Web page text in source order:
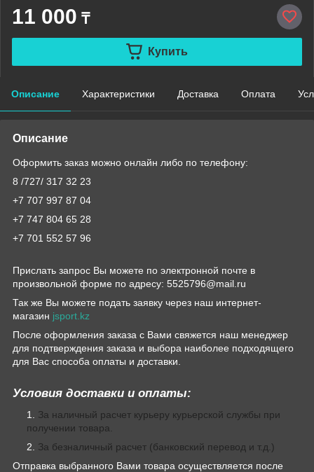
11 000 ₸
Купить
Описание Характеристики Доставка Оплата
Описание
Оформить заказ можно онлайн либо по телефону:
8 /727/ 317 32 23
+7 707 997 87 04
+7 747 804 65 28
+7 701 552 57 96
Прислать запрос Вы можете по электронной почте в
произвольной форме по адресу: 5525796@mail.ru
Так же Вы можете подать заявку через наш интернет-
магазин jsport.kz
После оформления заказа с Вами свяжется наш менеджер
для подтверждения заказа и выбора наиболее подходящего
для Вас способа оплаты и доставки.
Условия доставки и оплаты:
За наличный расчет курьеру курьерской службы при
получении товара.
За безналичный расчет (банковский перевод и т.д.)
Отправка выбранного Вами товара осуществляется после